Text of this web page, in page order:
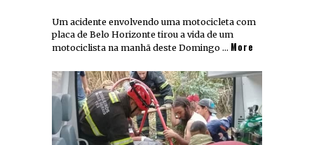
Um acidente envolvendo uma motocicleta com
placa de Belo Horizonte tirou a vida de um
motociclista na manhã deste Domingo … More